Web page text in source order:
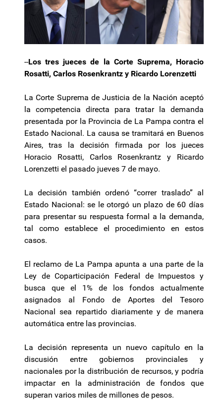
--Los tres jueces de la Corte Suprema, Horacio
Rosatti, Carlos Rosenkrantz y Ricardo Lorenzetti
La Corte Suprema de Justicia de la Nación aceptó
la competencia directa para tratar la demanda
presentada por la Provincia de La Pampa contra el
Estado Nacional. La causa se tramitará en Buenos
Aires, tras la decisión firmada por los jueces
Horacio Rosatti, Carlos Rosenkrantz y Ricardo
Lorenzetti el pasado jueves 7 de mayo.
La decisión también ordenó “correr traslado” al
Estado Nacional: se le otorgó un plazo de 60 días
para presentar su respuesta formal a la demanda,
tal como establece el procedimiento en estos
casos.
El reclamo de La Pampa apunta a una parte de la
Ley de Coparticipación Federal de Impuestos y
busca que el 1% de los fondos actualmente
asignados al Fondo de Aportes del Tesoro
Nacional sea repartido diariamente y de manera
automática entre las provincias.
La decisión representa un nuevo capítulo en la
discusión entre gobiernos provinciales y
nacionales por la distribución de recursos, y podría
impactar en la administración de fondos que
superan varios miles de millones de pesos.